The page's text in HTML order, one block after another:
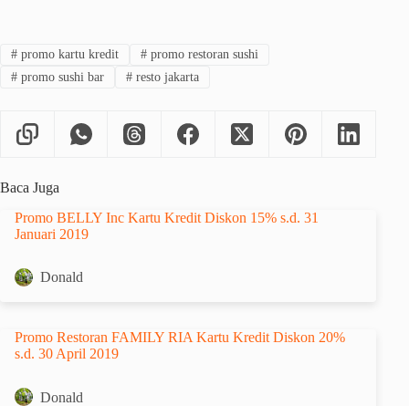
#promo kartu kredit #promo restoran sushi
#promo sushi bar #resto jakarta
Baca Juga
Promo BELLY Inc Kartu Kredit Diskon 15% s.d. 31
Januari 2019
Donald
Promo Restoran FAMILY RIA Kartu Kredit Diskon 20%
s.d. 30 April 2019
Donald